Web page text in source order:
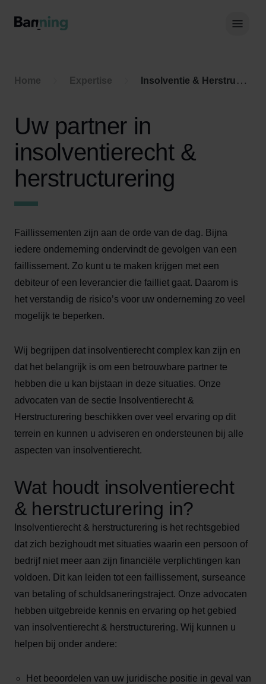
Home Expertise Insolventie & Herstructurering
Uw partner in
insolventierecht &
herstructurering
Faillissementen zijn aan de orde van de dag. Bijna
iedere onderneming ondervindt de gevolgen van een
faillissement. Zo kunt u te maken krijgen met een
debiteur of een leverancier die failliet gaat. Daarom is
het verstandig de risico’s voor uw onderneming zo veel
mogelijk te beperken.
Wij begrijpen dat insolventierecht complex kan zijn en
dat het belangrijk is om een betrouwbare partner te
hebben die u kan bijstaan in deze situaties. Onze
advocaten van de sectie Insolventierecht &
Herstructurering beschikken over veel ervaring op dit
terrein en kunnen u adviseren en ondersteunen bij alle
aspecten van insolventierecht.
Wat houdt insolventierecht
& herstructurering in?
Insolventierecht & herstructurering is het rechtsgebied
dat zich bezighoudt met situaties waarin een persoon of
bedrijf niet meer aan zijn financiële verplichtingen kan
voldoen. Dit kan leiden tot een faillissement, surseance
van betaling of schuldsaneringstraject. Onze advocaten
hebben uitgebreide kennis en ervaring op het gebied
van insolventierecht & herstructurering. Wij kunnen u
helpen bij onder andere:
Het beoordelen van uw juridische positie in geval van